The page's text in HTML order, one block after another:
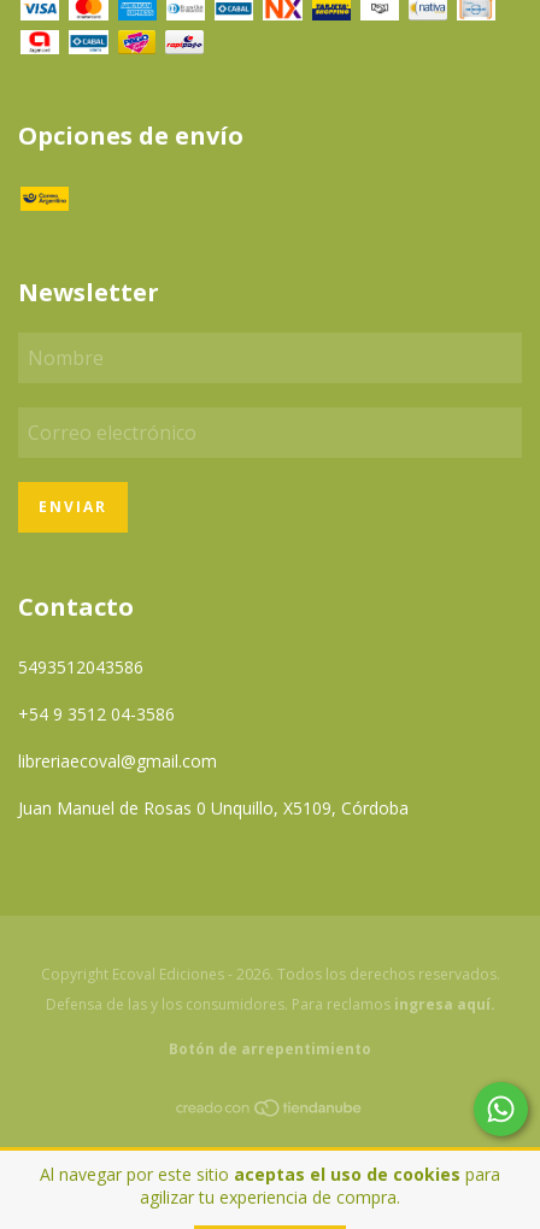
Al navegar por este sitio aceptas el uso de cookies para
agilizar tu experiencia de compra.
Opciones de envío
Newsletter
Contacto
5493512043586
+54 9 3512 04-3586
libreriaecoval@gmail.com
Juan Manuel de Rosas 0 Unquillo, X5109, Córdoba
Copyright Ecoval Ediciones - 2026. Todos los derechos reservados.
Defensa de las y los consumidores. Para reclamos ingresa aquí.
Botón de arrepentimiento